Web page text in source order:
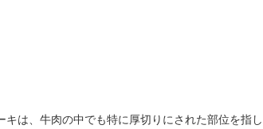
は、牛肉の中でも特に厚切りにされた部位を指